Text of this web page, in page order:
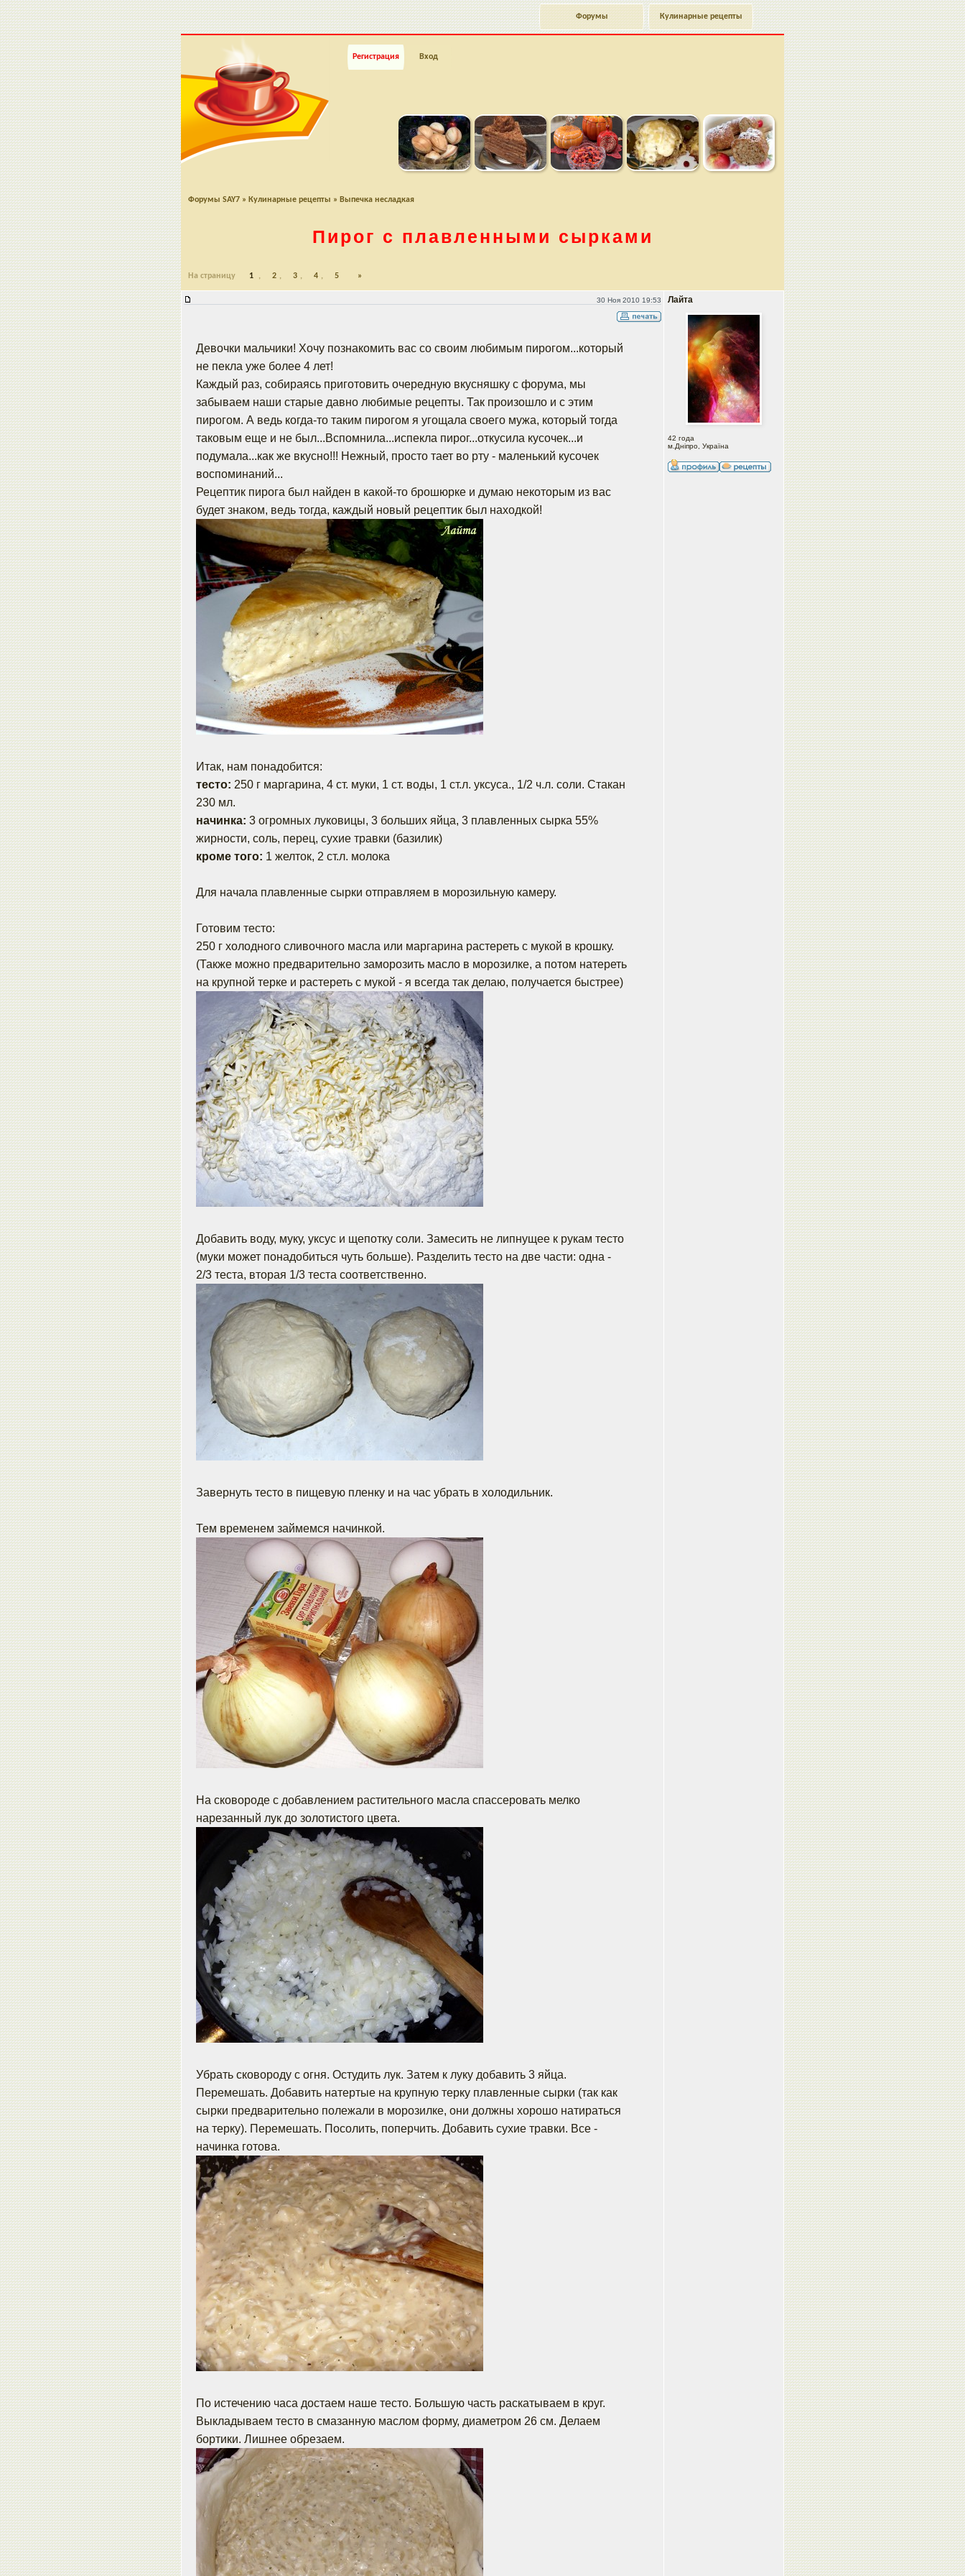
Кулинарные рецепты
Форумы
Регистрация Вход
Форумы SAY7 » Кулинарные рецепты » Выпечка несладкая
Пирог с плавленными сырками
На страницу 1 , 2 , 3 , 4 , 5 »
30 Ноя 2010 19:53 Лайта
42 года
м.Дніпро, Україна
Девочки мальчики! Хочу познакомить вас со своим любимым пирогом...который
не пекла уже более 4 лет!
Каждый раз, собираясь приготовить очередную вкусняшку с форума, мы
забываем наши старые давно любимые рецепты. Так произошло и с этим
пирогом. А ведь когда-то таким пирогом я угощала своего мужа, который тогда
таковым еще и не был...Вспомнила...испекла пирог...откусила кусочек...и
подумала...как же вкусно!!! Нежный, просто тает во рту - маленький кусочек
воспоминаний...
Рецептик пирога был найден в какой-то брошюрке и думаю некоторым из вас
будет знаком, ведь тогда, каждый новый рецептик был находкой!
Итак, нам понадобится:
тесто: 250 г маргарина, 4 ст. муки, 1 ст. воды, 1 ст.л. уксуса., 1/2 ч.л. соли. Стакан
230 мл.
начинка: 3 огромных луковицы, 3 больших яйца, 3 плавленных сырка 55%
жирности, соль, перец, сухие травки (базилик)
кроме того: 1 желток, 2 ст.л. молока
Для начала плавленные сырки отправляем в морозильную камеру.
Готовим тесто:
250 г холодного сливочного масла или маргарина растереть с мукой в крошку.
(Также можно предварительно заморозить масло в морозилке, а потом натереть
на крупной терке и растереть с мукой - я всегда так делаю, получается быстрее)
Добавить воду, муку, уксус и щепотку соли. Замесить не липнущее к рукам тесто
(муки может понадобиться чуть больше). Разделить тесто на две части: одна -
2/3 теста, вторая 1/3 теста соответственно.
Завернуть тесто в пищевую пленку и на час убрать в холодильник.
Тем временем займемся начинкой.
На сковороде с добавлением растительного масла спассеровать мелко
нарезанный лук до золотистого цвета.
Убрать сковороду с огня. Остудить лук. Затем к луку добавить 3 яйца.
Перемешать. Добавить натертые на крупную терку плавленные сырки (так как
сырки предварительно полежали в морозилке, они должны хорошо натираться
на терку). Перемешать. Посолить, поперчить. Добавить сухие травки. Все -
начинка готова.
По истечению часа достаем наше тесто. Большую часть раскатываем в круг.
Выкладываем тесто в смазанную маслом форму, диаметром 26 см. Делаем
бортики. Лишнее обрезаем.